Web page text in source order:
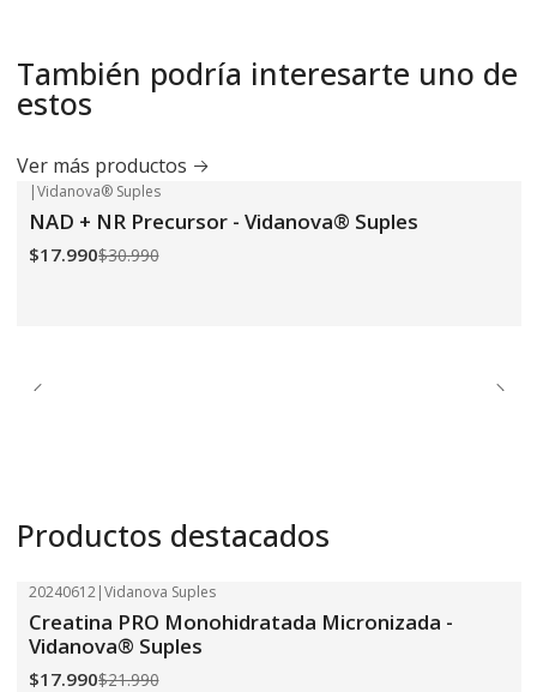
También podría interesarte uno de
estos
Ver más productos
-42%
OFF
|Vidanova® Suples
NAD + NR Precursor - Vidanova® Suples
$17.990$30.990
Productos destacados
-18% OFF
20240612|Vidanova Suples
Creatina PRO Monohidratada Micronizada -
Vidanova® Suples
$17.990$21.990